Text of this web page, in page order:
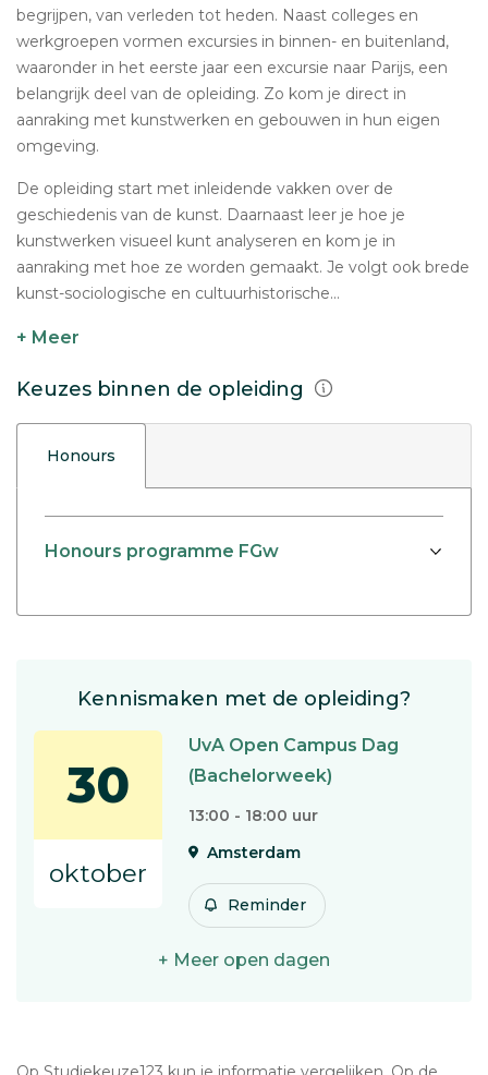
begrijpen, van verleden tot heden. Naast colleges en
werkgroepen vormen excursies in binnen- en buitenland,
waaronder in het eerste jaar een excursie naar Parijs, een
belangrijk deel van de opleiding. Zo kom je direct in
aanraking met kunstwerken en gebouwen in hun eigen
omgeving.
De opleiding start met inleidende vakken over de
geschiedenis van de kunst. Daarnaast leer je hoe je
kunstwerken visueel kunt analyseren en kom je in
aanraking met hoe ze worden gemaakt. Je volgt ook brede
kunst-sociologische en cultuurhistorische...
+ Meer
Keuzes binnen de opleiding
Honours
Honours programme FGw
Kennismaken met de opleiding?
30
oktober
UvA Open Campus Dag
(Bachelorweek)
13:00 - 18:00 uur
Amsterdam
Reminder
+ Meer open dagen